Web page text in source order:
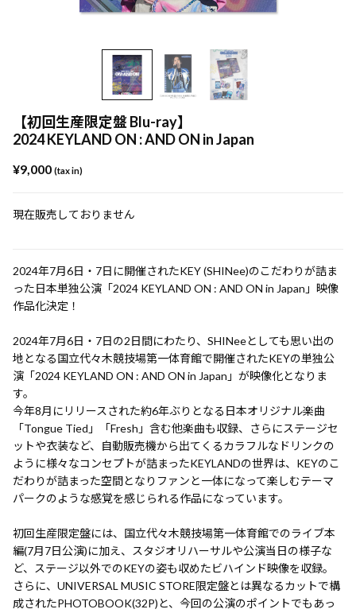
【初回生産限定盤 Blu-ray】
2024 KEYLAND ON : AND ON in Japan
¥9,000 (tax in)
現在販売しておりません
2024年7月6日・7日に開催されたKEY (SHINee)のこだわりが詰ま
った日本単独公演「2024 KEYLAND ON : AND ON in Japan」映像
作品化決定！
2024年7月6日・7日の2日間にわたり、SHINeeとしても思い出の
地となる国立代々木競技場第一体育館で開催されたKEYの単独公
演「2024 KEYLAND ON : AND ON in Japan」が映像化となりま
す。
今年8月にリリースされた約6年ぶりとなる日本オリジナル楽曲
「Tongue Tied」「Fresh」含む他楽曲も収録、さらにステージセ
ットや衣装など、自動販売機から出てくるカラフルなドリンクの
ように様々なコンセプトが詰まったKEYLANDの世界は、KEYのこ
だわりが詰まった空間となりファンと一体になって楽しむテーマ
パークのような感覚を感じられる作品になっています。
初回生産限定盤には、国立代々木競技場第一体育館でのライブ本
編(7月7日公演)に加え、スタジオリハーサルや公演当日の様子な
ど、ステージ以外でのKEYの姿も収めたビハインド映像を収録。
さらに、UNIVERSAL MUSIC STORE限定盤とは異なるカットで構
成されたPHOTOBOOK(32P)と、今回の公演のポイントでもあっ